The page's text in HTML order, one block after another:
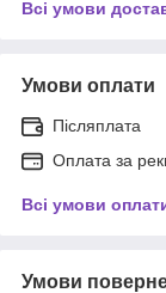
Всі умови
Умови оплати
Післяплата
Оплата за
Всі умови
Умови